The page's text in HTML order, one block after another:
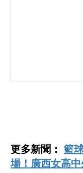
更多新聞：籃
場！廣西女高